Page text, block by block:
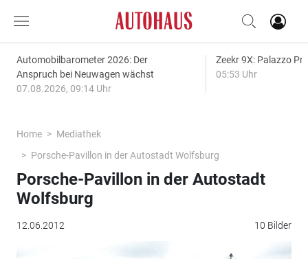
Automobilbarometer 2026: Der
Anspruch bei Neuwagen wächst
07.08.2026, 09:14 Uhr
Zeekr 9X: Palazzo
05:53 Uhr
Home
Mediathek
Porsche-Pavillon in der Autostadt Wolfsburg
12.06.2012 10 Bilder
Porsche-Pavillon in der Autostadt
Wolfsburg